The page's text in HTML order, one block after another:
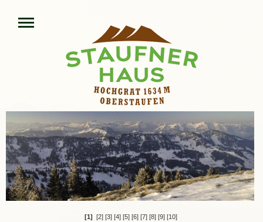
[1] [2] [3] [4] [5] [6] [7] [8] [9] [10]